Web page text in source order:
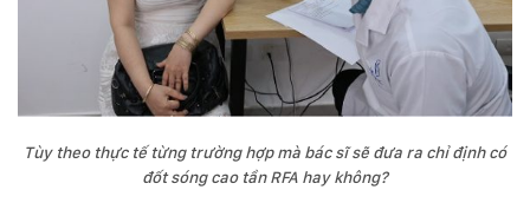
Tùy theo thực tế từng trường hợp mà bác sĩ sẽ đưa ra chỉ định có
đốt sóng cao tần RFA hay không?